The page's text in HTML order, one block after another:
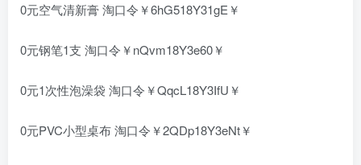
0元空气清新膏 淘口令￥6hG518Y31gE￥
0元钢笔1支 淘口令￥nQvm18Y3e60￥
0元1次性泡澡袋 淘口令￥QqcL18Y3IfU￥
0元PVC小型桌布 淘口令￥2QDp18Y3eNt￥